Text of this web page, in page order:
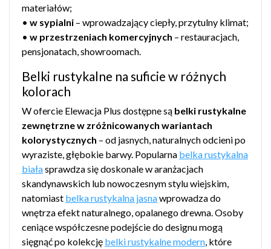
materiałów;
• w sypialni – wprowadzający ciepły, przytulny klimat;
• w przestrzeniach komercyjnych – restauracjach,
pensjonatach, showroomach.
Belki rustykalne na suficie w różnych
kolorach
W ofercie Elewacja Plus dostępne są belki rustykalne
zewnętrzne w zróżnicowanych wariantach
kolorystycznych – od jasnych, naturalnych odcieni po
wyraziste, głębokie barwy. Popularna belka rustykalna
białasprawdza się doskonale w aranżacjach
skandynawskich lub nowoczesnym stylu wiejskim,
natomiast belka rustykalna jasnawprowadza do
wnętrza efekt naturalnego, opalanego drewna. Osoby
ceniące współczesne podejście do designu mogą
sięgnąć po kolekcję belki rustykalne modern, które